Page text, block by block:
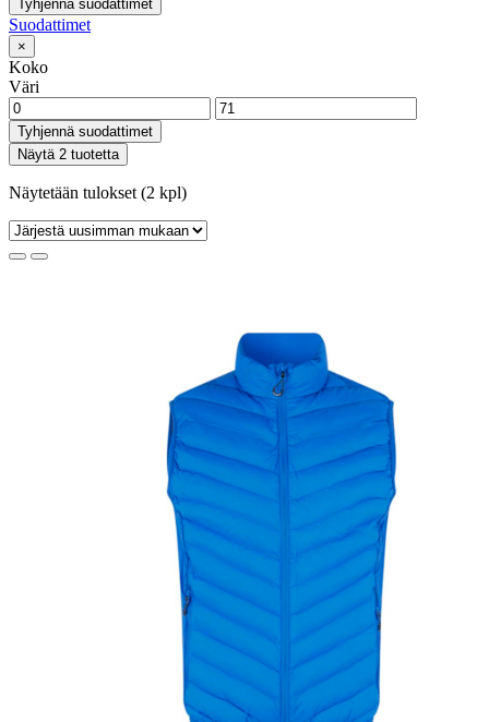
Tyhjennä suodattimet
Suodattimet
×
Koko
Väri
Tyhjennä suodattimet
Näytä 2 tuotetta
Näytetään tulokset (2 kpl)